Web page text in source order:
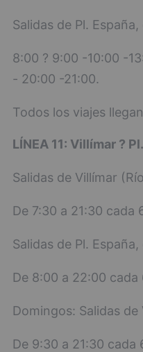
Salidas de Pl.
8:00 ? 9:00 -10:00 -
- 20:00 -21:00.
Todos los viajes
LÍNEA 11: Villímar ?
Salidas de Villímar
De 7:30 a 21:30 cada
Salidas de Pl.
De 8:00 a 22:00 cada
Domingos: Salidas de
De 9:30 a 21:30 cada